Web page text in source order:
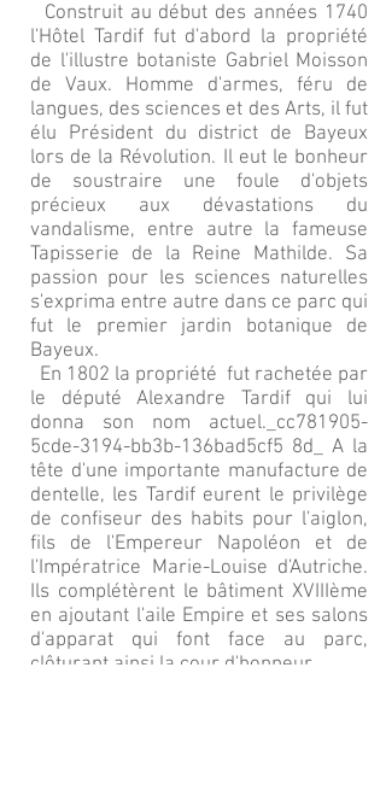
Construit au début des années 1740
l'Hôtel Tardif fut d'abord la propriété
de l'illustre botaniste Gabriel Moisson
de Vaux. Homme d'armes, féru de
langues, des sciences et des Arts, il fut
élu Président du district de Bayeux
lors de la Révolution. Il eut le bonheur
de soustraire une foule d'objets
précieux aux dévastations du
vandalisme, entre autre la fameuse
Tapisserie de la Reine Mathilde. Sa
passion pour les sciences naturelles
s'exprima entre autre dans ce parc qui
fut le premier jardin botanique de
Bayeux.
En 1802 la propriété fut rachetée par
le député Alexandre Tardif qui lui
donna son nom actuel._cc781905-
5cde-3194-bb3b-136bad5cf5 8d_ A la
tête d'une importante manufacture de
dentelle, les Tardif eurent le privilège
de confiseur des habits pour l'aiglon,
fils de l'Empereur Napoléon et de
l'Impératrice Marie-Louise d'Autriche.
Ils complétèrent le bâtiment XVIIIème
en ajoutant l'aile Empire et ses salons
d'apparat qui font face au parc,
clôturant ainsi la cour d'honneur.